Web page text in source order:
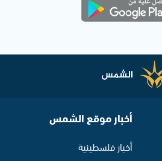
أخبار موقع الشمس
أخبار فلسطينية